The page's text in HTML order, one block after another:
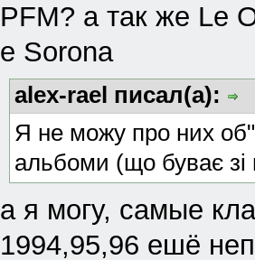
PFM? а так же Le
e Sorona
alex-rael писал(а):
Я не можу про них
альбоми (що буває
а я могу, самые
1994,95,96 ешё